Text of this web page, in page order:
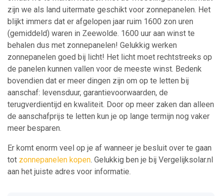
zijn we als land uitermate geschikt voor zonnepanelen. Het
blijkt immers dat er afgelopen jaar ruim 1600 zon uren
(gemiddeld) waren in Zeewolde. 1600 uur aan winst te
behalen dus met zonnepanelen! Gelukkig werken
zonnepanelen goed bij licht! Het licht moet rechtstreeks op
de panelen kunnen vallen voor de meeste winst. Bedenk
bovendien dat er meer dingen zijn om op te letten bij
aanschaf: levensduur, garantievoorwaarden, de
terugverdientijd en kwaliteit. Door op meer zaken dan alleen
de aanschafprijs te letten kun je op lange termijn nog vaker
meer besparen.
Er komt enorm veel op je af wanneer je besluit over te gaan
tot zonnepanelen kopen. Gelukkig ben je bij Vergelijksolar.nl
aan het juiste adres voor informatie.